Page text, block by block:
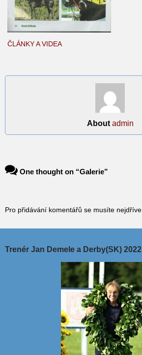
ČLÁNKY A VIDEA
About admin
One thought on “Galerie”
Pro přidávání komentářů se musíte nejdříve
Trenér Jan Demele a Derby(SK) 2022